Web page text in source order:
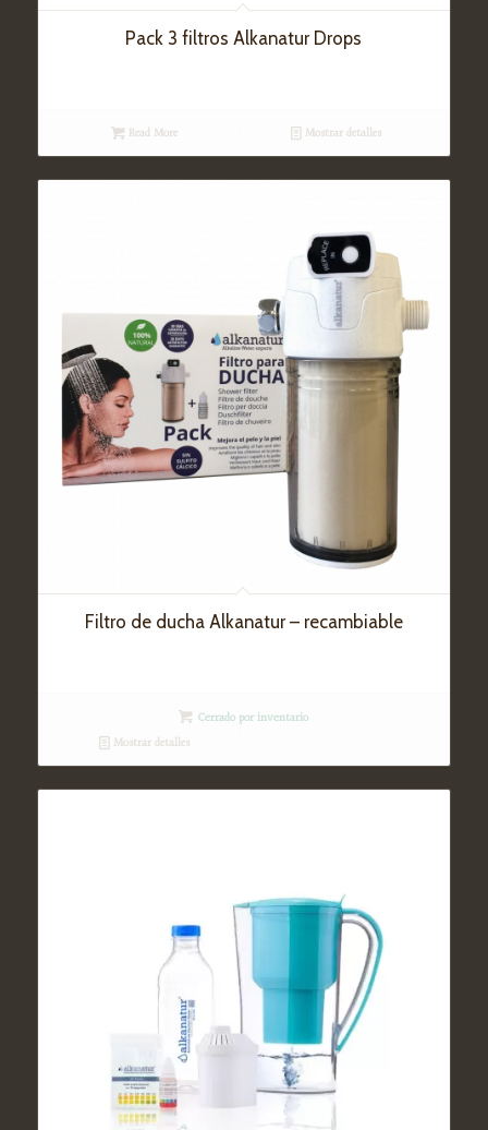
Pack 3 filtros Alkanatur Drops
Read More Mostrar detalles
Filtro de ducha Alkanatur – recambiable
Cerrado por inventario
Mostrar detalles